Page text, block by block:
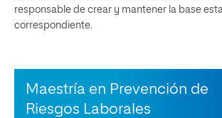
responsable de crear y mantener la base
correspondiente.
Maestría en Prevención de
Riesgos Laborales